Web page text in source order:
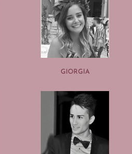
GIORGIA